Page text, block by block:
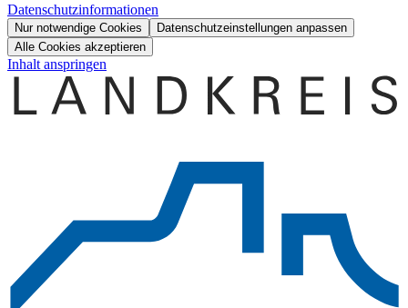
Datenschutzinformationen
Nur notwendige Cookies
Datenschutzeinstellungen anpassen
Alle Cookies akzeptieren
Inhalt anspringen